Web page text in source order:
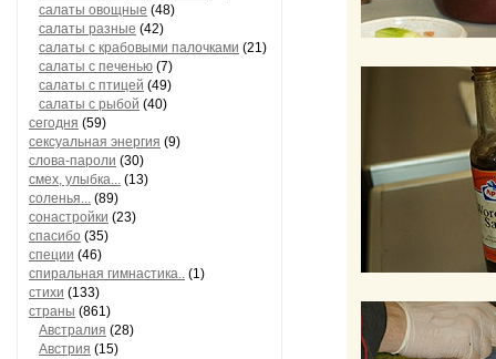
салаты овощные (48)
салаты разные (42)
салаты с крабовыми палочками (21)
салаты с печенью (7)
салаты с птицей (49)
салаты с рыбой (40)
сегодня (59)
сексуальная энергия (9)
слова-пароли (30)
смех, улыбка... (13)
соленья... (89)
сонастройки (23)
спасибо (35)
специи (46)
спиральная гимнастика.. (1)
стихи (133)
страны (861)
Австралия (28)
Австрия (15)